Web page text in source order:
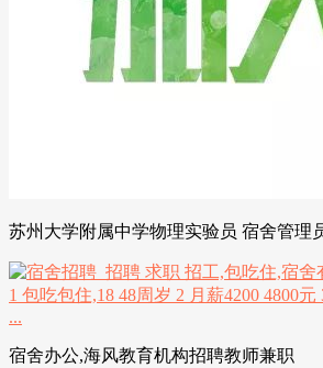
苏州大学附属中学物理实验员 宿舍管理
宿舍办公,海风教育机构招聘教师兼职